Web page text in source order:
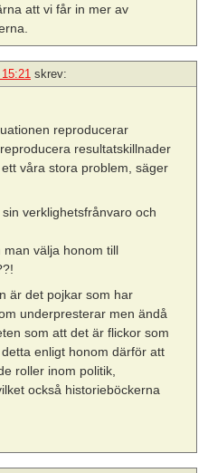
att vi får in mer av
skrev:
reproducerar
resultatskillnader
våra stora problem, säger
verklighetsfrånvaro och
välja honom till
är det pojkar som har
underpresterar men ändå
som att det är flickor som
enligt honom därför att
roller inom politik,
också historieböckerna